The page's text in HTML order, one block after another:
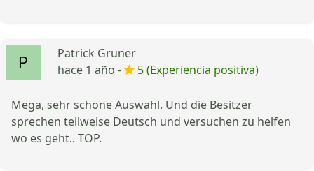
Patrick Gruner
hace 1 año -
5 (Experiencia positiva)
Mega, sehr schöne Auswahl. Und die Besitzer
sprechen teilweise Deutsch und versuchen zu helfen
wo es geht.. TOP.